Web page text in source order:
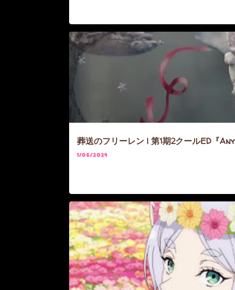
葬送のフリーレン | 第1期2クールED『
1/06/2024
ANIME FRIEREN